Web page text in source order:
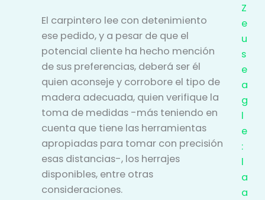
El carpintero lee con detenimiento
ese pedido, y a pesar de que el
potencial cliente ha hecho mención
de sus preferencias, deberá ser él
quien aconseje y corrobore el tipo de
madera adecuada, quien verifique la
toma de medidas -más teniendo en
cuenta que tiene las herramientas
apropiadas para tomar con precisión
esas distancias-, los herrajes
disponibles, entre otras
consideraciones.
Z
e
u
s
e
a
g
l
e
:
l
a
a